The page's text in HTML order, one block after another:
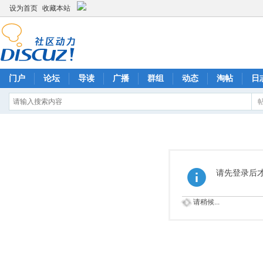
设为首页 收藏本站
门户 论坛 导读 广播 群组 动态 淘帖 日
请先登录后
请稍候...